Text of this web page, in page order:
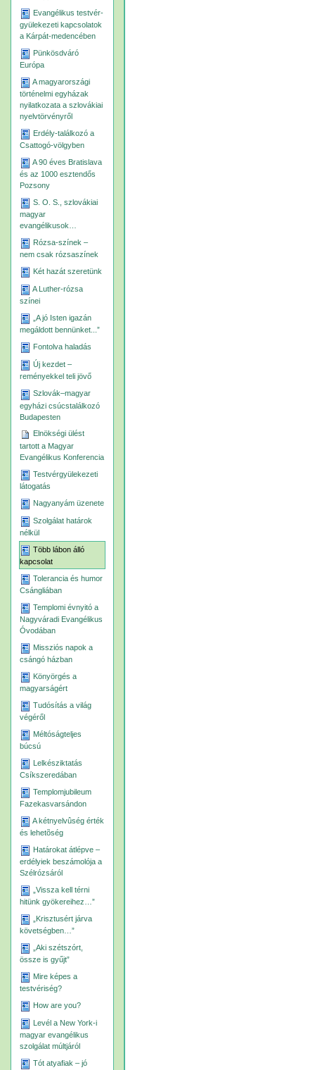
Evangélikus testvér-
gyülekezeti kapcsolatok
a Kárpát-medencében
Pünkösdváró
Európa
A magyarországi
történelmi egyházak
nyilatkozata a szlovákiai
nyelvtörvényről
Erdély-találkozó a
Csattogó-völgyben
A 90 éves Bratislava
és az 1000 esztendős
Pozsony
S. O. S., szlovákiai
magyar
evangélikusok…
Rózsa-színek –
nem csak rózsaszínek
Két hazát szeretünk
A Luther-rózsa
színei
„A jó Isten igazán
megáldott bennünket...”
Fontolva haladás
Új kezdet –
reményekkel teli jövő
Szlovák–magyar
egyházi csúcstalálkozó
Budapesten
Elnökségi ülést
tartott a Magyar
Evangélikus Konferencia
Testvérgyülekezeti
látogatás
Nagyanyám üzenete
Szolgálat határok
nélkül
Több lábon álló
kapcsolat
Tolerancia és humor
Csángliában
Templomi évnyitó a
Nagyváradi Evangélikus
Óvodában
Missziós napok a
csángó házban
Könyörgés a
magyarságért
Tudósítás a világ
végéről
Méltóságteljes
búcsú
Lelkésziktatás
Csíkszeredában
Templomjubileum
Fazekasvarsándon
A kétnyelvûség érték
és lehetõség
Határokat átlépve –
erdélyiek beszámolója a
Szélrózsáról
„Vissza kell térni
hitünk gyökereihez…”
„Krisztusért járva
követségben…”
„Aki szétszórt,
össze is gyűjt”
Mire képes a
testvériség?
How are you?
Levél a New York-i
magyar evangélikus
szolgálat múltjáról
Tót atyafiak – jó